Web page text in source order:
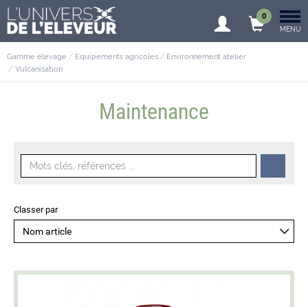
0
MENU
Gamme élevage Equipements agricoles
Environnement atelier
Vulcanisation
Maintenance
Classer par